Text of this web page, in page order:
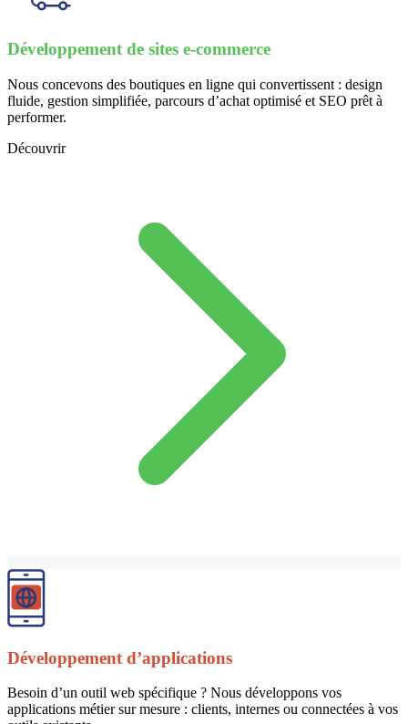
Développement de sites e-commerce
Nous concevons des boutiques en ligne qui convertissent : design
fluide, gestion simplifiée, parcours d’achat optimisé et SEO prêt à
performer.
Découvrir
Développement d’applications
Besoin d’un outil web spécifique ? Nous développons vos
applications métier sur mesure : clients, internes ou connectées à vos